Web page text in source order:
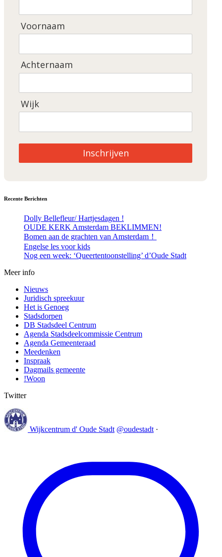
Voornaam
Achternaam
Wijk
Inschrijven
Recente Berichten
Dolly Bellefleur/ Hartjesdagen !
OUDE KERK Amsterdam BEKLIMMEN!
Bomen aan de grachten van Amsterdam！
Engelse les voor kids
Nog een week: ‘Queertentoonstelling’ d’Oude Stadt
Meer info
Nieuws
Juridisch spreekuur
Het is Genoeg
Stadsdorpen
DB Stadsdeel Centrum
Agenda Stadsdeelcommissie Centrum
Agenda Gemeenteraad
Meedenken
Inspraak
Dagmails gemeente
!Woon
Twitter
Wijkcentrum d' Oude Stadt @oudestadt ·